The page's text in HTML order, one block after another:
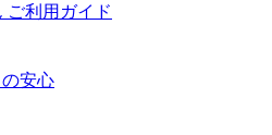
ご利用ガイド
安心